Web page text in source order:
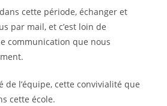
cette période, échanger et
par mail, et c’est loin de
communication que nous
de l’équipe, cette convivialité que
cette école.